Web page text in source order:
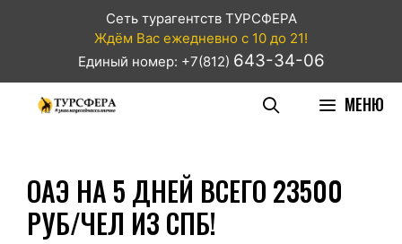
Сеть турагентств ТУРСФЕРА
Ждём Вас ежедневно с 10 до 21!
Единый номер: +7(812) 643-34-06
МЕНЮ
ОАЭ НА 5 ДНЕЙ ВСЕГО 23500
РУБ/ЧЕЛ ИЗ СПБ!